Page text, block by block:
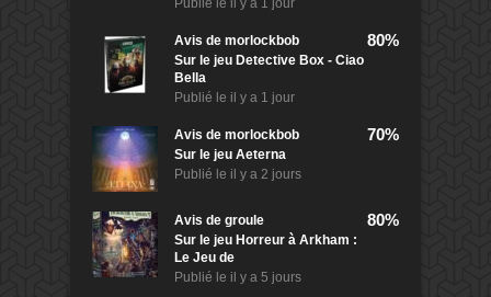
Publié le il y a 1 jour
Avis de morlockbob
Sur le jeu Detective Box - Ciao
Bella
Publié le il y a 1 jour
80%
Avis de morlockbob
Sur le jeu Aeterna
Publié le il y a 2 jours
70%
Avis de groule
Sur le jeu Horreur à Arkham :
Le Jeu de
Publié le il y a 5 jours
80%